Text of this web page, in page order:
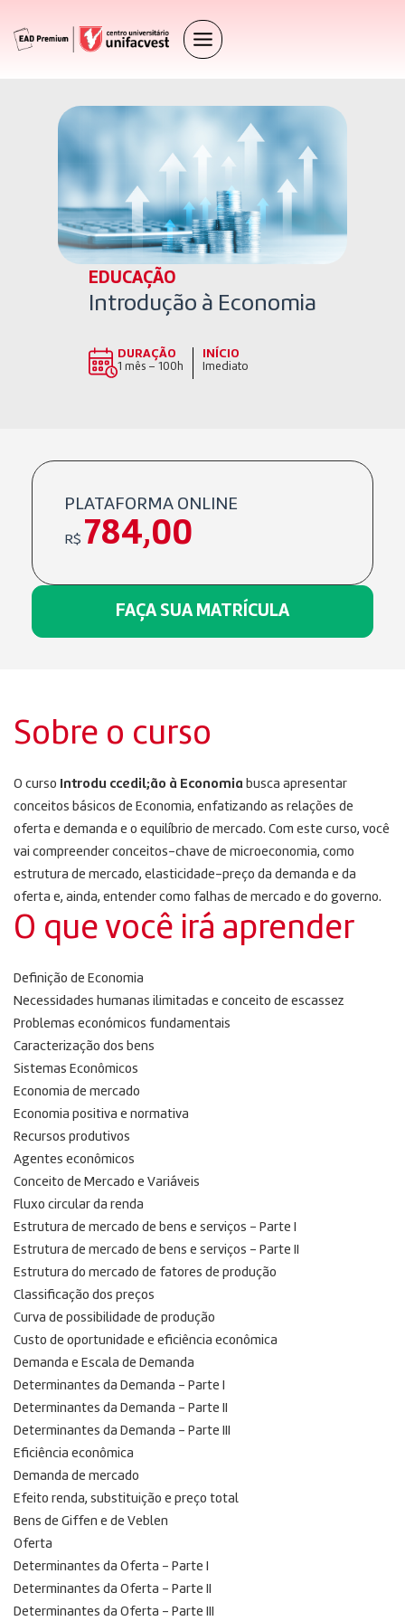
EDUCAÇÃO
Introdução à Economia
DURAÇÃO
1 mês – 100h
INÍCIO
Imediato
Sobre o curso
O curso Introdu ccedil;ão à Economia busca apresentar
conceitos básicos de Economia, enfatizando as relações de
oferta e demanda e o equilíbrio de mercado. Com este curso, você
vai compreender conceitos-chave de microeconomia, como
estrutura de mercado, elasticidade-preço da demanda e da
oferta e, ainda, entender como falhas de mercado e do governo.
O que você irá aprender
Definição de Economia
Necessidades humanas ilimitadas e conceito de escassez
Problemas económicos fundamentais
Caracterização dos bens
Sistemas Econômicos
Economia de mercado
Economia positiva e normativa
Recursos produtivos
Agentes econômicos
Conceito de Mercado e Variáveis
Fluxo circular da renda
Estrutura de mercado de bens e serviços – Parte I
Estrutura de mercado de bens e serviços – Parte II
Estrutura do mercado de fatores de produção
Classificação dos preços
Curva de possibilidade de produção
Custo de oportunidade e eficiência econômica
Demanda e Escala de Demanda
Determinantes da Demanda – Parte I
Determinantes da Demanda – Parte II
Determinantes da Demanda – Parte III
Eficiência econômica
Demanda de mercado
Efeito renda, substituição e preço total
Bens de Giffen e de Veblen
Oferta
Determinantes da Oferta – Parte I
Determinantes da Oferta – Parte II
Determinantes da Oferta – Parte III
PLATAFORMA ONLINE
R$ 784,00
FAÇA SUA MATRÍCULA